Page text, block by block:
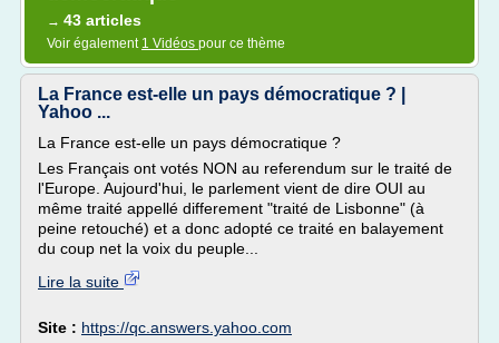
→ 43 articles
Voir également 1 Vidéos pour ce thème
La France est-elle un pays démocratique ? |
Yahoo ...
La France est-elle un pays démocratique ?
Les Français ont votés NON au referendum sur le traité de
l'Europe. Aujourd'hui, le parlement vient de dire OUI au
même traité appellé differement "traité de Lisbonne" (à
peine retouché) et a donc adopté ce traité en balayement
du coup net la voix du peuple...
Lire la suite
Site : https://qc.answers.yahoo.com